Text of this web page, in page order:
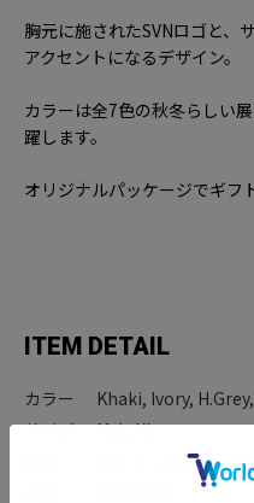
胸元に施されたSVNロゴと、
アクセントになるデザイン。
カラーは全7色の秋冬らしい
躍します。
オリジナルパッケージでギフ
ITEM DETAIL
カラー
Khaki, Ivory,
サイズ
M, L, XL
コットン55% ポリ